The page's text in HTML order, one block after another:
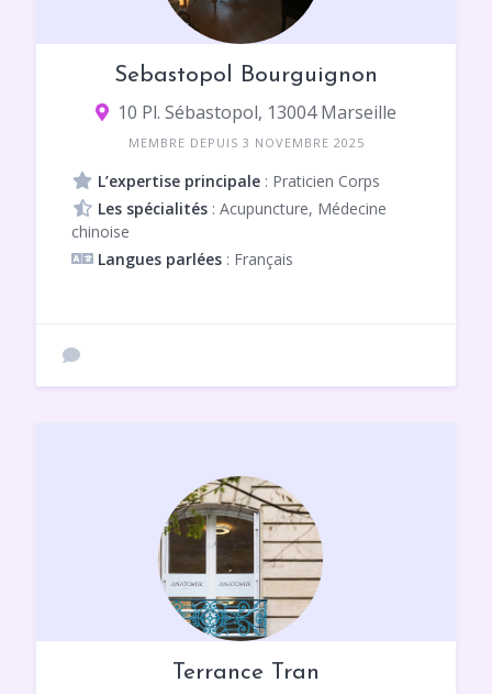
Sebastopol Bourguignon
10 Pl. Sébastopol, 13004 Marseille
MEMBRE DEPUIS 3 NOVEMBRE 2025
L’expertise principale : Praticien Corps
Les spécialités : Acupuncture, Médecine
chinoise
Langues parlées : Français
Terrance Tran